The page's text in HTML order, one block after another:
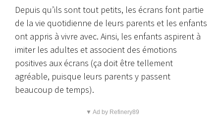
Depuis qu’ils sont tout petits, les écrans font partie
de la vie quotidienne de leurs parents et les enfants
ont appris à vivre avec. Ainsi, les enfants aspirent à
imiter les adultes et associent des émotions
positives aux écrans (ça doit être tellement
agréable, puisque leurs parents y passent
beaucoup de temps).
▼ Ad by Refinery89